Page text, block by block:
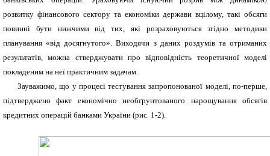
розвитку фінансового сектору та економіки держави вцілому, такі обсяги
повинні бути нижчими від тих, які розраховуються згідно методики
планування «від досягнутого». Виходячи з даних роздумів та отриманих
результатів, можна стверджувати про відповідність теоретичної моделі
покладеним на неї практичним задачам.
Зауважимо, що у процесі тестування запропонованої моделі, по-перше,
підтверджено факт економічно необґрунтованого нарощування обсягів
кредитних операцій банками України (рис. 1-2).